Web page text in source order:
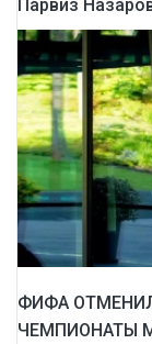
Парвиз
ФИФА
ЧЕМПИОНАТЫ